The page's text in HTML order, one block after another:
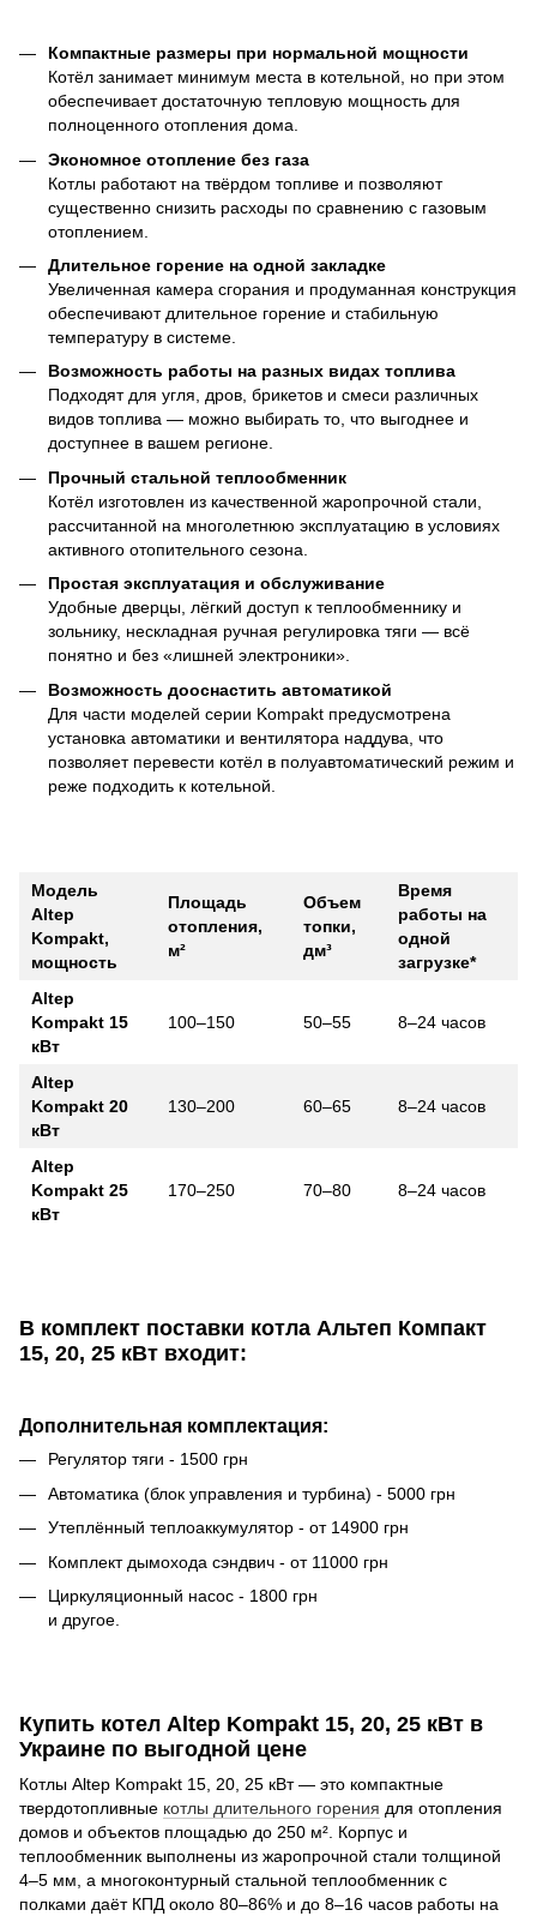
Компактные размеры при нормальной мощности
Котёл занимает минимум места в котельной, но при этом
обеспечивает достаточную тепловую мощность для
полноценного отопления дома.
Экономное отопление без газа
Котлы работают на твёрдом топливе и позволяют
существенно снизить расходы по сравнению с газовым
отоплением.
Длительное горение на одной закладке
Увеличенная камера сгорания и продуманная конструкция
обеспечивают длительное горение и стабильную
температуру в системе.
Возможность работы на разных видах топлива
Подходят для угля, дров, брикетов и смеси различных
видов топлива — можно выбирать то, что выгоднее и
доступнее в вашем регионе.
Прочный стальной теплообменник
Котёл изготовлен из качественной жаропрочной стали,
рассчитанной на многолетнюю эксплуатацию в условиях
активного отопительного сезона.
Простая эксплуатация и обслуживание
Удобные дверцы, лёгкий доступ к теплообменнику и
зольнику, нескладная ручная регулировка тяги — всё
понятно и без «лишней электроники».
Возможность дооснастить автоматикой
Для части моделей серии Kompakt предусмотрена
установка автоматики и вентилятора наддува, что
позволяет перевести котёл в полуавтоматический режим и
реже подходить к котельной.
Модель
Altep
Kompakt,
мощность
Площадь
отопления,
м²
Объем
топки,
дм³
Время
работы на
одной
загрузке*
Altep
Kompakt 15
кВт
100–150 50–55 8–24 часов
Altep
Kompakt 20
кВт
130–200 60–65 8–24 часов
Altep
Kompakt 25
кВт
170–250 70–80 8–24 часов
В комплект поставки котла Альтеп Компакт
15, 20, 25 кВт входит:
Дополнительная комплектация:
Регулятор тяги - 1500 грн
Автоматика (блок управления и турбина) - 5000 грн
Утеплённый теплоаккумулятор - от 14900 грн
Комплект дымохода сэндвич - от 11000 грн
Циркуляционный насос - 1800 грн
и другое.
Купить котел Altep Kompakt 15, 20, 25 кВт в
Украине по выгодной цене
Котлы Altep Kompakt 15, 20, 25 кВт — это компактные
твердотопливные котлы длительного горения для отопления
домов и объектов площадью до 250 м². Корпус и
теплообменник выполнены из жаропрочной стали толщиной
4–5 мм, а многоконтурный стальной теплообменник с
полками даёт КПД около 80–86% и до 8–16 часов работы на